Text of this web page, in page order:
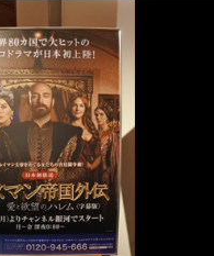
邦画
音楽